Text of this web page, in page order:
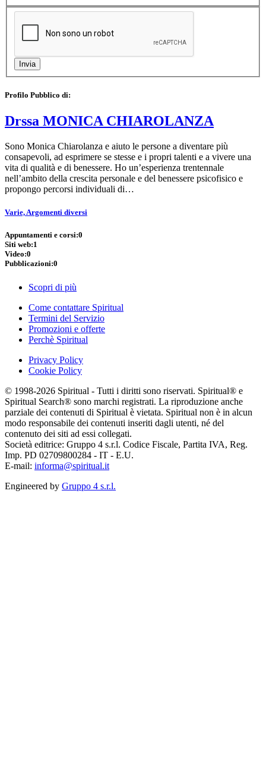
Profilo Pubblico di:
Drssa MONICA CHIAROLANZA
Sono Monica Chiarolanza e aiuto le persone a diventare più
consapevoli, ad esprimere se stesse e i propri talenti e a vivere una
vita di qualità e di benessere. Ho un’esperienza trentennale
nell’ambito della crescita personale e del benessere psicofisico e
propongo percorsi individuali di…
Varie, Argomenti diversi
Appuntamenti e corsi:0
Siti web:1
Video:0
Pubblicazioni:0
Scopri di più
Come contattare Spiritual
Termini del Servizio
Promozioni e offerte
Perchè Spiritual
Privacy Policy
Cookie Policy
© 1998-2026 Spiritual - Tutti i diritti sono riservati. Spiritual® e
Spiritual Search® sono marchi registrati. La riproduzione anche
parziale dei contenuti di Spiritual è vietata. Spiritual non è in alcun
modo responsabile dei contenuti inseriti dagli utenti, né del
contenuto dei siti ad essi collegati.
Società editrice: Gruppo 4 s.r.l. Codice Fiscale, Partita IVA, Reg.
Imp. PD 02709800284 - IT - E.U.
E-mail: informa@spiritual.it
Engineered by Gruppo 4 s.r.l.